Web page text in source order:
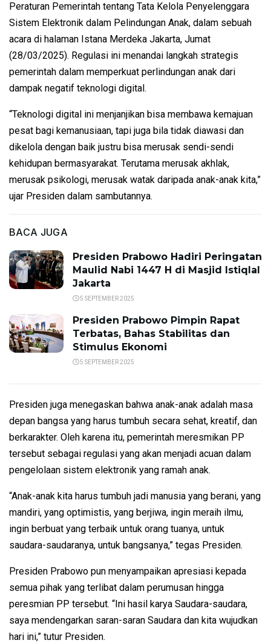
Peraturan Pemerintah tentang Tata Kelola Penyelenggara
Sistem Elektronik dalam Pelindungan Anak, dalam sebuah
acara di halaman Istana Merdeka Jakarta, Jumat
(28/03/2025). Regulasi ini menandai langkah strategis
pemerintah dalam memperkuat perlindungan anak dari
dampak negatif teknologi digital.
“Teknologi digital ini menjanjikan bisa membawa kemajuan
pesat bagi kemanusiaan, tapi juga bila tidak diawasi dan
dikelola dengan baik justru bisa merusak sendi-sendi
kehidupan bermasyarakat. Terutama merusak akhlak,
merusak psikologi, merusak watak daripada anak-anak kita,”
ujar Presiden dalam sambutannya.
BACA JUGA
Presiden Prabowo Hadiri Peringatan
Maulid Nabi 1447 H di Masjid Istiqlal
Jakarta
5 SEPTEMBER 2025
Presiden Prabowo Pimpin Rapat
Terbatas, Bahas Stabilitas dan
Stimulus Ekonomi
5 SEPTEMBER 2025
Presiden juga menegaskan bahwa anak-anak adalah masa
depan bangsa yang harus tumbuh secara sehat, kreatif, dan
berkarakter. Oleh karena itu, pemerintah meresmikan PP
tersebut sebagai regulasi yang akan menjadi acuan dalam
pengelolaan sistem elektronik yang ramah anak.
“Anak-anak kita harus tumbuh jadi manusia yang berani, yang
mandiri, yang optimistis, yang berjiwa, ingin meraih ilmu,
ingin berbuat yang terbaik untuk orang tuanya, untuk
saudara-saudaranya, untuk bangsanya,” tegas Presiden.
Presiden Prabowo pun menyampaikan apresiasi kepada
semua pihak yang terlibat dalam perumusan hingga
peresmian PP tersebut. “Ini hasil karya Saudara-saudara,
saya mendengarkan saran-saran Saudara dan kita wujudkan
hari ini,” tutur Presiden.